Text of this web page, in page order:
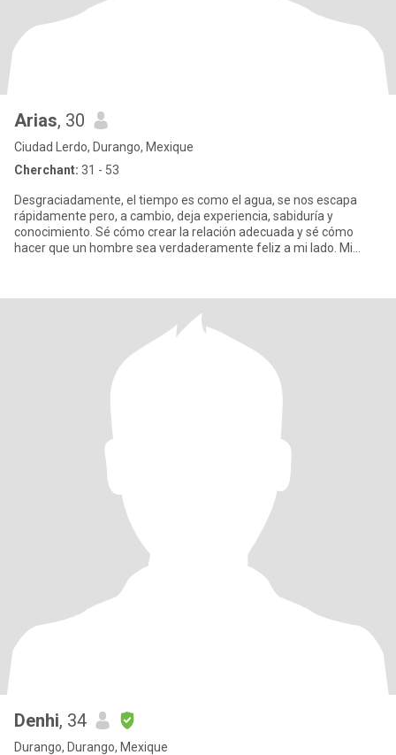
Arias, 30
Ciudad Lerdo, Durango, Mexique
Cherchant: 31 - 53
Desgraciadamente, el tiempo es como el agua, se nos escapa
rápidamente pero, a cambio, deja experiencia, sabiduría y
conocimiento. Sé cómo crear la relación adecuada y sé cómo
hacer que un hombre sea verdaderamente feliz a mi lado. Mi
Denhi, 34
Durango, Durango, Mexique